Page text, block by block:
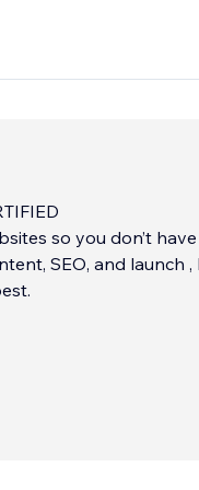
so you don’t
SEO, and launch